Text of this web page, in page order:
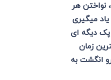
، نواختن هر
یاد میگیری
دیگه ای
زمان
انگشت به